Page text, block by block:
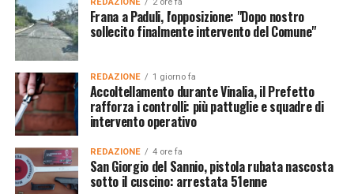
Frana a Paduli, l'opposizione: "Dopo nostro
sollecito finalmente intervento del Comune"
REDAZIONE 1 giorno fa
Accoltellamento durante Vinalia, il Prefetto
rafforza i controlli: più pattuglie e squadre di
intervento operativo
REDAZIONE 4 ore fa
San Giorgio del Sannio, pistola rubata nascosta
sotto il cuscino: arrestata 51enne